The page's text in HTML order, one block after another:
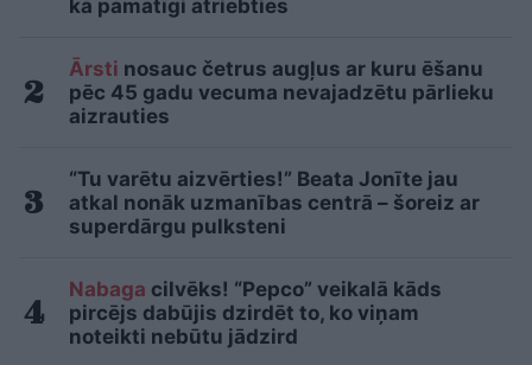
kā pamatīgi atriebties
Ārsti nosauc četrus augļus ar kuru ēšanu
pēc 45 gadu vecuma nevajadzētu pārlieku
aizrauties
“Tu varētu aizvērties!” Beata Jonīte jau
atkal nonāk uzmanības centrā – šoreiz ar
superdārgu pulksteni
Nabaga cilvēks! “Pepco” veikalā kāds
pircējs dabūjis dzirdēt to, ko viņam
noteikti nebūtu jādzird